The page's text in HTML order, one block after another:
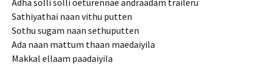
Adha solli solli oeturennae andraadam traileru
Sathiyathai naan vithu putten
Sothu sugam naan sethuputten
Ada naan mattum thaan maedaiyila
Makkal ellaam paadaiyila